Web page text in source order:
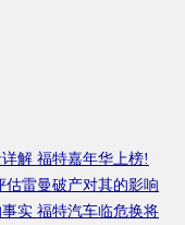
解 福特嘉年华上榜!
估雷曼破产对其的影响
实 福特汽车临危换将